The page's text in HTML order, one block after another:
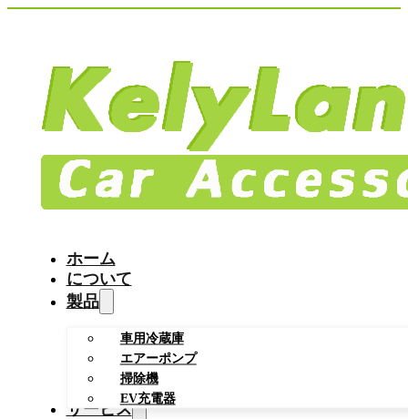
ホーム
について
製品
車用冷蔵庫
エアーポンプ
掃除機
EV充電器
サービス